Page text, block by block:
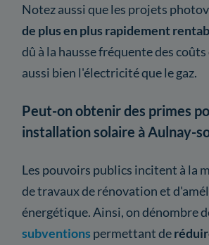
Notez aussi que les projets
de plus en plus rapidement
dû à la hausse fréquente des
aussi bien l'électricité que le gaz.
Peut-on obtenir des primes
installation solaire à Aulnay-
Les pouvoirs publics incitent à la
de travaux de rénovation et
énergétique. Ainsi, on dénombre
subventions permettant de